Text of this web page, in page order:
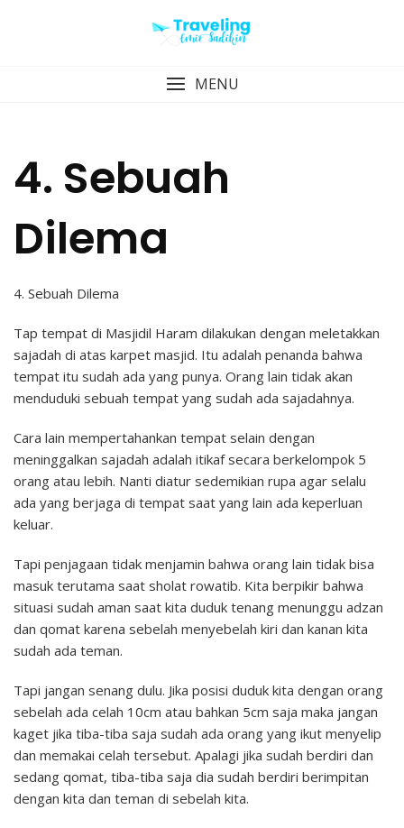
MENU
4. Sebuah
Dilema
4. Sebuah Dilema
Tap tempat di Masjidil Haram dilakukan dengan meletakkan
sajadah di atas karpet masjid. Itu adalah penanda bahwa
tempat itu sudah ada yang punya. Orang lain tidak akan
menduduki sebuah tempat yang sudah ada sajadahnya.
Cara lain mempertahankan tempat selain dengan
meninggalkan sajadah adalah itikaf secara berkelompok 5
orang atau lebih. Nanti diatur sedemikian rupa agar selalu
ada yang berjaga di tempat saat yang lain ada keperluan
keluar.
Tapi penjagaan tidak menjamin bahwa orang lain tidak bisa
masuk terutama saat sholat rowatib. Kita berpikir bahwa
situasi sudah aman saat kita duduk tenang menunggu adzan
dan qomat karena sebelah menyebelah kiri dan kanan kita
sudah ada teman.
Tapi jangan senang dulu. Jika posisi duduk kita dengan orang
sebelah ada celah 10cm atau bahkan 5cm saja maka jangan
kaget jika tiba-tiba saja sudah ada orang yang ikut menyelip
dan memakai celah tersebut. Apalagi jika sudah berdiri dan
sedang qomat, tiba-tiba saja dia sudah berdiri berimpitan
dengan kita dan teman di sebelah kita.